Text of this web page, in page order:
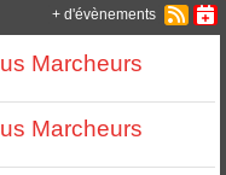
Marcheurs
Marcheurs
+ d'évènements